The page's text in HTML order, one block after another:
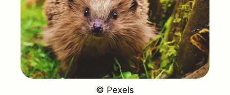
© Pexels